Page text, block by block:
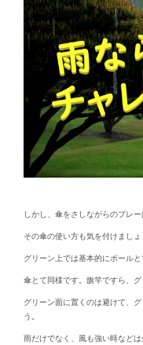
しかし、傘をさしながらのプレ
その傘の使い方も気を付けましょ
グリーン上では基本的にボール
傘とて同様です。旗竿ですら、グ
グリーン面に置くのは避けて、
う。
雨だけでなく、風も強い時など